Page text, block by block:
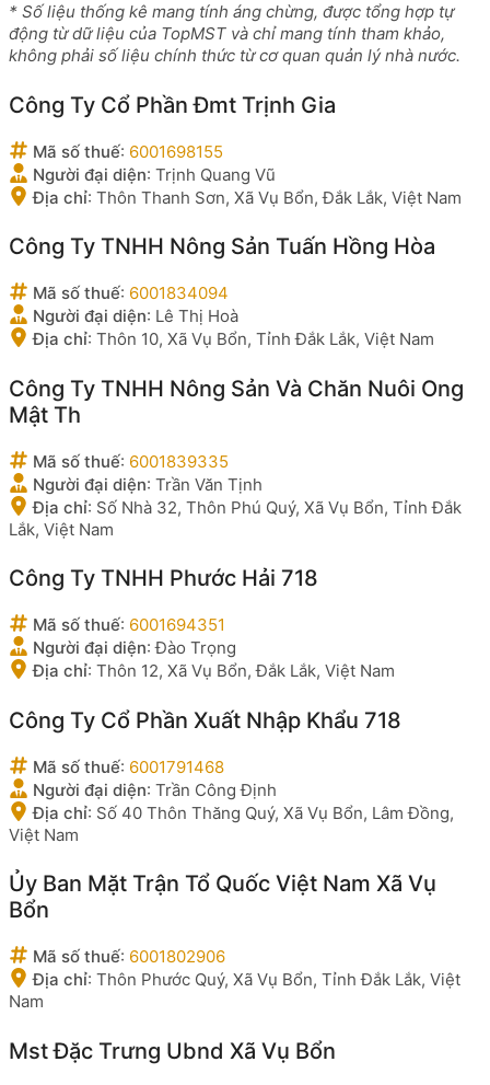
* Số liệu thống kê mang tính áng chừng, được tổng hợp tự
động từ dữ liệu của TopMST và chỉ mang tính tham khảo,
không phải số liệu chính thức từ cơ quan quản lý nhà nước.
Công Ty Cổ Phần Đmt Trịnh Gia
Mã số thuế: 6001698155
Người đại diện: Trịnh Quang Vũ
Địa chỉ: Thôn Thanh Sơn, Xã Vụ Bổn, Đắk Lắk, Việt Nam
Công Ty TNHH Nông Sản Tuấn Hồng Hòa
Mã số thuế: 6001834094
Người đại diện: Lê Thị Hoà
Địa chỉ: Thôn 10, Xã Vụ Bổn, Tỉnh Đắk Lắk, Việt Nam
Công Ty TNHH Nông Sản Và Chăn Nuôi Ong
Mật Th
Mã số thuế: 6001839335
Người đại diện: Trần Văn Tịnh
Địa chỉ: Số Nhà 32, Thôn Phú Quý, Xã Vụ Bổn, Tỉnh Đắk
Lắk, Việt Nam
Công Ty TNHH Phước Hải 718
Mã số thuế: 6001694351
Người đại diện:Đào Trọng
Địa chỉ: Thôn 12, Xã Vụ Bổn, Đắk Lắk, Việt Nam
Công Ty Cổ Phần Xuất Nhập Khẩu 718
Mã số thuế: 6001791468
Người đại diện: Trần Công Định
Địa chỉ: Số 40 Thôn Thăng Quý, Xã Vụ Bổn, Lâm Đồng,
Việt Nam
Ủy Ban Mặt Trận Tổ Quốc Việt Nam Xã Vụ
Bổn
Mã số thuế: 6001802906
Địa chỉ: Thôn Phước Quý, Xã Vụ Bổn, Tỉnh Đắk Lắk, Việt
Nam
Mst Đặc Trưng Ubnd Xã Vụ Bổn